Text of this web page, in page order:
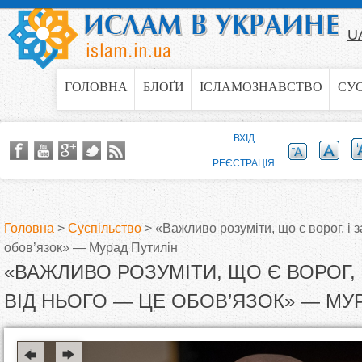
Jump to navigation
ГОЛОВНА БЛОҐИ ІСЛАМОЗНАВСТВО
В
и
є
Головна > Суспільство> «Важливо розуміти, що є ворог, і
обов’язок» — Мурад Путилін
«ВАЖЛИВО РОЗУМІТИ, ЩО Є ВОРОГ,
ВІД НЬОГО — ЦЕ ОБОВ’ЯЗОК» —
ВХІД
РЕЄСТРАЦІЯ